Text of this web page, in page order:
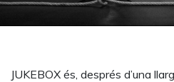
JUKEBOX és, després d’una